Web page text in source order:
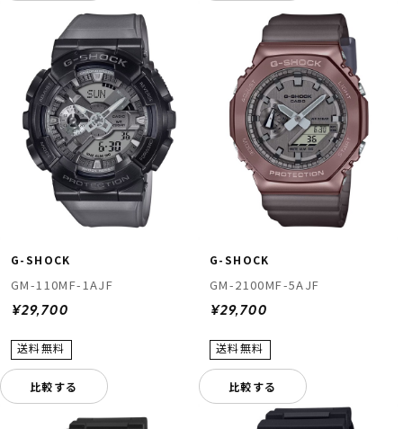
G-SHOCK
GM-110MF-1AJF
¥29,700
比較する
G-SHOCK
GM-2100MF-5AJF
¥29,700
比較する